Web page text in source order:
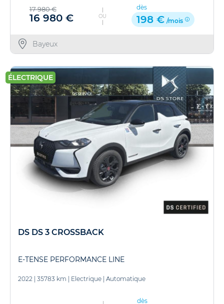
17 980 €
16 980 € OU
dès
198 € /mois
Bayeux
ÉLECTRIQUE
DS DS 3 CROSSBACK
E-TENSE PERFORMANCE LINE
2022 | 35783 km | Electrique | Automatique
dès